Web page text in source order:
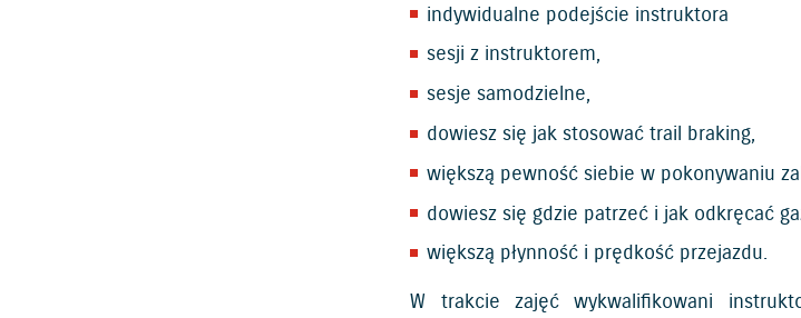
indywidualne podejście instruktora
sesji z instruktorem,
sesje samodzielne,
dowiesz się jak stosować trail braking,
większą pewność siebie w pokonywaniu
dowiesz się gdzie patrzeć i jak odkręcać
większą płynność i prędkość przejazdu.
W trakcie zajęć wykwalifikowani